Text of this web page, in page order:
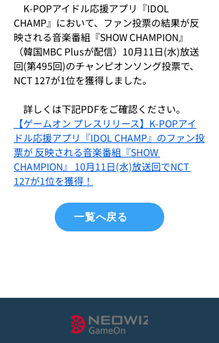
K-POPアイドル応援アプリ『IDOL
CHAMP』において、ファン投票の結果が反
映される音楽番組『SHOW CHAMPION』
（韓国MBC Plusが配信）10月11日(水)放送
回(第495回)のチャンピオンソング投票で、
NCT 127が1位を獲得しました。
詳しくは下記PDFをご確認ください。
【ゲームオン プレスリリース】K-POPアイ
ドル応援アプリ『IDOL CHAMP』のファン投
票が 反映される音楽番組『SHOW
CHAMPION』 10月11日(水)放送回でNCT
127が1位を獲得！
一覧へ戻る